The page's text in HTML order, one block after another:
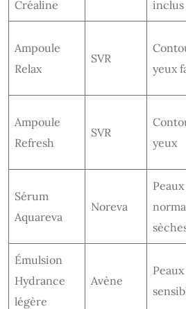
Créaline
inclus
Ampoule
Relax
SVR
yeux
Ampoule
Refresh
SVR
yeux
Sérum
Aquareva
Noreva
Peaux
Émulsion
Hydrance
légère
Avène
Peaux